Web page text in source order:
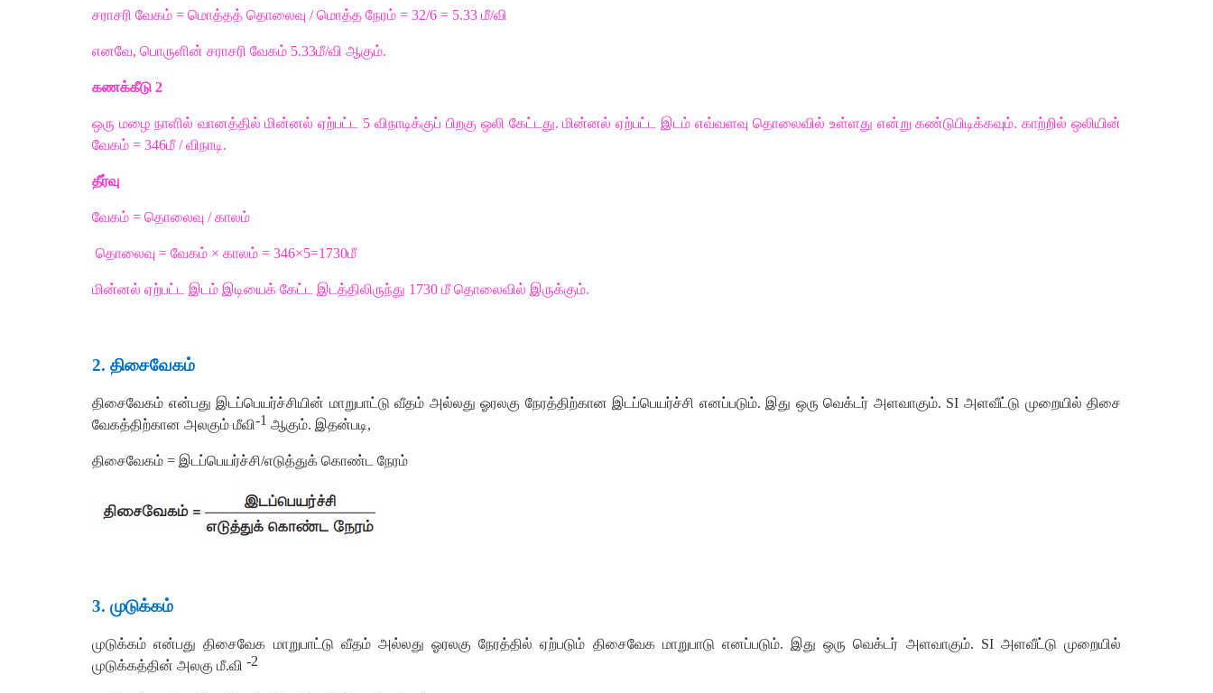
சராசரி வேகம் = மொத்தத் தொலைவு /மொத்த நேரம் = 32/6 = 5.33 மீ/வி
எனவே, பொருளின் சராசரி வேகம் 5.33மீ/வி ஆகும்.
கணக்கீடு 2
ஒரு மழை நாளில் வானத்தில் மின்னல் ஏற்பட்ட 5 விநாடிக்குப் பிறகு ஒலி கேட்டது.மின்னல் ஏற்பட்ட இடம் எவ்வளவு தொலைவில் உள்ளது என்று கண்டுபிடிக்கவும்.காற்றில் ஒலியின்
வேகம் = 346மீ /விநாடி.
தீர்வு
வேகம் = தொலைவு /காலம்
தொலைவு = வேகம் × காலம் = 346×5=1730மீ
மின்னல் ஏற்பட்ட இடம் இடியைக் கேட்ட இடத்திலிருந்து 1730 மீ தொலைவில் இருக்கும்.
2. திசைவேகம்
திசைவேகம் என்பது இடப்பெயர்ச்சியின் மாறுபாட்டு வீதம் அல்லது ஓரலகு நேரத்திற்கான இடப்பெயர்ச்சி எனப்படும். இது ஒரு வெக்டர் அளவாகும். SI அளவீட்டு முறையில் திசை
வேகத்திற்கான அலகும் மீவி-1 ஆகும். இதன்படி,
திசைவேகம் = இடப்பெயர்ச்சி/எடுத்துக் கொண்ட நேரம்
3. முடுக்கம்
முடுக்கம் என்பது திசைவேக மாறுபாட்டு வீதம் அல்லது ஓரலகு நேரத்தில் ஏற்படும் திசைவேக மாறுபாடு எனப்படும். இது ஒரு வெக்டர் அளவாகும். SI அளவீட்டு முறையில்
முடுக்கத்தின் அலகு மீ.வி -2